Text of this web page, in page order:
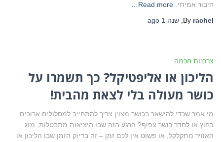
חיבור אמיתי.
Read more…
By rachel שנה 1
צרכנות חכמה
הליכון או אליפטיקל? כך תשמרו על
כושר מעולה בלי לצאת מהבית!
מי אמר שכדי להישאר בכושר מצוין צריך להתחייב למסלולים ארוכים
בחוץ או לחדר כושר צפוף? הרגע הזה שבו היציאות מתבטלות, מזג
האוויר מתקלקל, או פשוט אין לכם זמן – זה בדיוק הזמן שבו הליכון או